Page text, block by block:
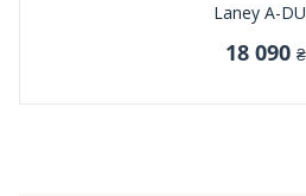
Laney A-
18 090 ₴